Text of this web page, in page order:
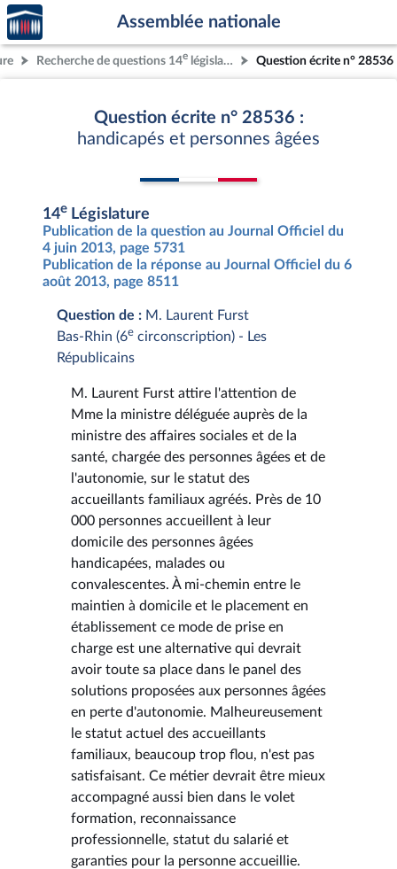
Aller au contenu
Aller en bas de la page
Accèder
à la
page
d'accueil
Assemblée nationale
Recherche de questions 14e législature Question écrite n° 28536
Question écrite n° 28536 :
handicapés et personnes âgées
14e Législature
Publication de la question au Journal Officiel du
4 juin 2013, page 5731
Publication de la réponse au Journal Officiel du 6
août 2013, page 8511
Question de : M. Laurent Furst
Bas-Rhin (6e circonscription) - Les
Républicains
M. Laurent Furst attire l'attention de
Mme la ministre déléguée auprès de la
ministre des affaires sociales et de la
santé, chargée des personnes âgées et de
l'autonomie, sur le statut des
accueillants familiaux agréés. Près de 10
000 personnes accueillent à leur
domicile des personnes âgées
handicapées, malades ou
convalescentes. À mi-chemin entre le
maintien à domicile et le placement en
établissement ce mode de prise en
charge est une alternative qui devrait
avoir toute sa place dans le panel des
solutions proposées aux personnes âgées
en perte d'autonomie. Malheureusement
le statut actuel des accueillants
familiaux, beaucoup trop flou, n'est pas
satisfaisant. Ce métier devrait être mieux
accompagné aussi bien dans le volet
formation, reconnaissance
professionnelle, statut du salarié et
garanties pour la personne accueillie.